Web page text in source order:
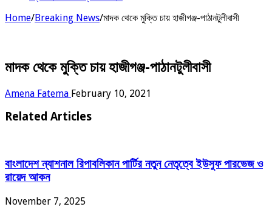
Home/Breaking News/মাদক থেকে মুক্তি চায় হাজীগঞ্জ-পাঠানটুলীবাসী
মাদক থেকে মুক্তি চায় হাজীগঞ্জ-পাঠানটুলীবাসী
Amena Fatema February 10, 2021
Related Articles
বাংলাদেশ ন্যাশনাল রিপাবলিকান পার্টির নতুন নেতৃত্বে ইউসুফ পারভেজ ও
রায়েদ আকন
November 7, 2025